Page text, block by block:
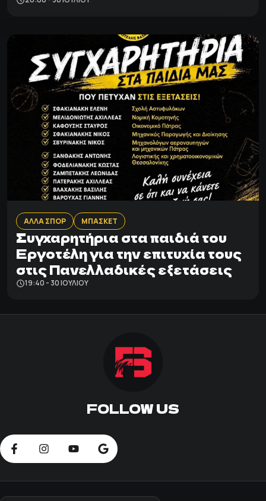
ΑΛΛΑ ΣΠΟΡ ΜΠΑΣΚΕΤ
Συγχαρητήρια στα παιδιά του
Εργοτέλη για την επιτυχία τους
στις Πανελλαδικές εξετάσεις
19:40 - 30 ΙΟΥΛΊΟΥ
FOLLOW US